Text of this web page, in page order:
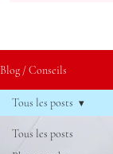
Blog / Conseils
Tous les posts
Tous les posts